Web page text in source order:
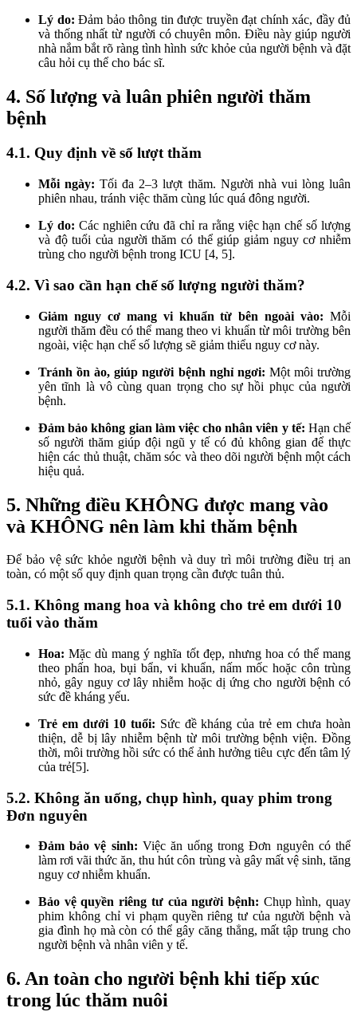
Lý do: Đảm bảo thông tin được truyền đạt chính xác, đầy đủ
và thống nhất từ người có chuyên môn. Điều này giúp người
nhà nắm bắt rõ ràng tình hình sức khỏe của người bệnh và đặt
câu hỏi cụ thể cho bác sĩ.
4. Số lượng và luân phiên người thăm
bệnh
4.1. Quy định về số lượt thăm
Mỗi ngày: Tối đa 2–3 lượt thăm. Người nhà vui lòng luân
phiên nhau, tránh việc thăm cùng lúc quá đông người.
Lý do: Các nghiên cứu đã chỉ ra rằng việc hạn chế số lượng
và độ tuổi của người thăm có thể giúp giảm nguy cơ nhiễm
trùng cho người bệnh trong ICU [4, 5].
4.2. Vì sao cần hạn chế số lượng người thăm?
Giảm nguy cơ mang vi khuẩn từ bên ngoài vào: Mỗi
người thăm đều có thể mang theo vi khuẩn từ môi trường bên
ngoài, việc hạn chế số lượng sẽ giảm thiểu nguy cơ này.
Tránh ồn ào, giúp người bệnh nghỉ ngơi: Một môi trường
yên tĩnh là vô cùng quan trọng cho sự hồi phục của người
bệnh.
Đảm bảo không gian làm việc cho nhân viên y tế: Hạn chế
số người thăm giúp đội ngũ y tế có đủ không gian để thực
hiện các thủ thuật, chăm sóc và theo dõi người bệnh một cách
hiệu quả.
5. Những điều KHÔNG được mang vào
và KHÔNG nên làm khi thăm bệnh
Để bảo vệ sức khỏe người bệnh và duy trì môi trường điều trị an
toàn, có một số quy định quan trọng cần được tuân thủ.
5.1. Không mang hoa và không cho trẻ em dưới 10
tuổi vào thăm
Hoa: Mặc dù mang ý nghĩa tốt đẹp, nhưng hoa có thể mang
theo phấn hoa, bụi bẩn, vi khuẩn, nấm mốc hoặc côn trùng
nhỏ, gây nguy cơ lây nhiễm hoặc dị ứng cho người bệnh có
sức đề kháng yếu.
Trẻ em dưới 10 tuổi: Sức đề kháng của trẻ em chưa hoàn
thiện, dễ bị lây nhiễm bệnh từ môi trường bệnh viện. Đồng
thời, môi trường hồi sức có thể ảnh hưởng tiêu cực đến tâm lý
của trẻ[5].
5.2. Không ăn uống, chụp hình, quay phim trong
Đơn nguyên
Đảm bảo vệ sinh: Việc ăn uống trong Đơn nguyên có thể
làm rơi vãi thức ăn, thu hút côn trùng và gây mất vệ sinh, tăng
nguy cơ nhiễm khuẩn.
Bảo vệ quyền riêng tư của người bệnh: Chụp hình, quay
phim không chỉ vi phạm quyền riêng tư của người bệnh và
gia đình họ mà còn có thể gây căng thẳng, mất tập trung cho
người bệnh và nhân viên y tế.
6. An toàn cho người bệnh khi tiếp xúc
trong lúc thăm nuôi